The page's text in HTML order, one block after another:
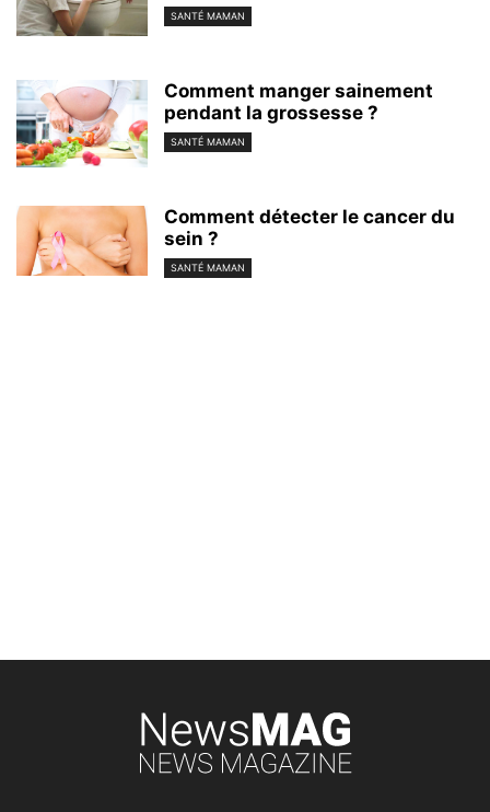
SANTÉ MAMAN
Comment manger sainement
pendant la grossesse ?
SANTÉ MAMAN
Comment détecter le cancer du
sein ?
SANTÉ MAMAN